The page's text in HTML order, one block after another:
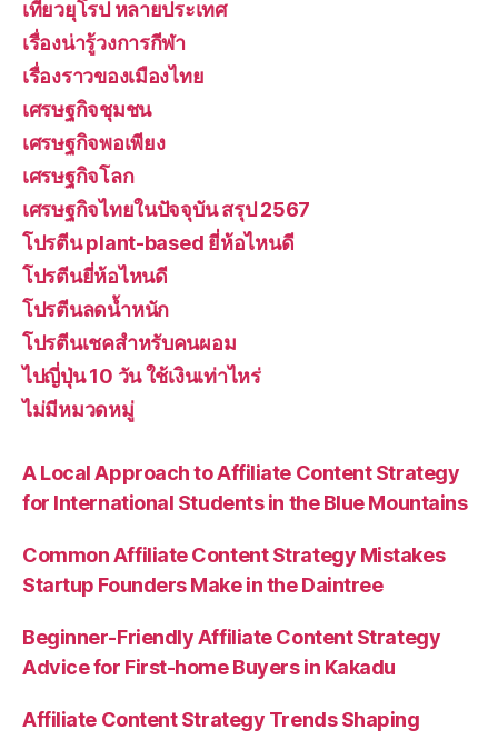
เที่ยวยุโรป หลายประเทศ
เรื่องน่ารู้วงการกีฬา
เรื่องราวของเมืองไทย
เศรษฐกิจชุมชน
เศรษฐกิจพอเพียง
เศรษฐกิจโลก
เศรษฐกิจไทยในปัจจุบัน สรุป 2567
โปรตีน plant-based ยี่ห้อไหนดี
โปรตีนยี่ห้อไหนดี
โปรตีนลดน้ำหนัก
โปรตีนเชคสำหรับคนผอม
ไปญี่ปุ่น 10 วัน ใช้เงินเท่าไหร่
ไม่มีหมวดหมู่
A Local Approach to Affiliate Content Strategy
for International Students in the Blue Mountains
Common Affiliate Content Strategy Mistakes
Startup Founders Make in the Daintree
Beginner-Friendly Affiliate Content Strategy
Advice for First-home Buyers in Kakadu
Affiliate Content Strategy Trends Shaping